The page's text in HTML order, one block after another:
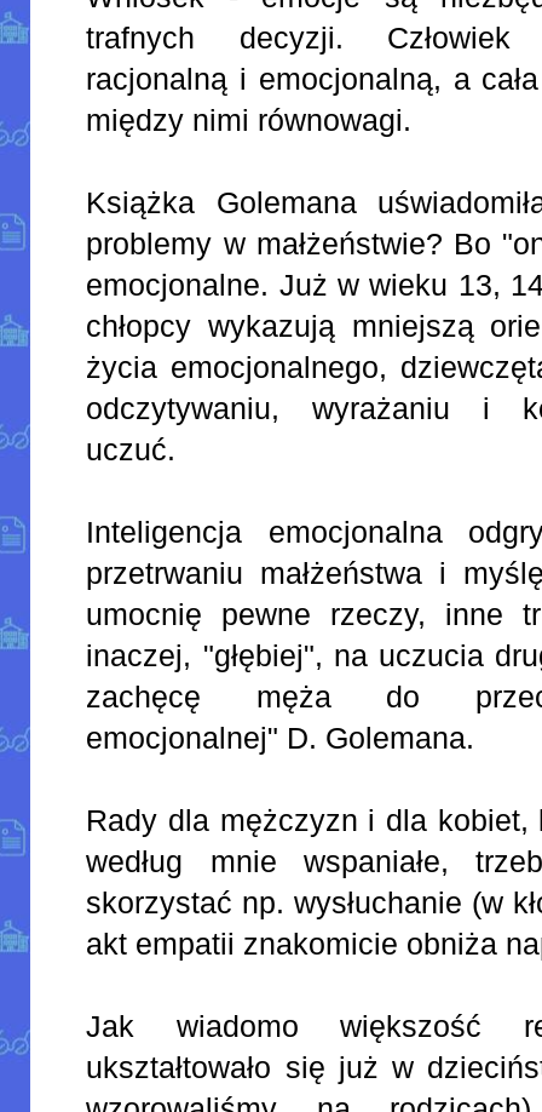
trafnych decyzji. Człowiek
racjonalną i emocjonalną, a
między nimi równowagi.
Książka Golemana
problemy w małżeństwie? Bo
emocjonalne. Już w wieku 13,
chłopcy wykazują mniejszą
życia emocjonalnego,
odczytywaniu, wyrażaniu i
uczuć.
Inteligencja emocjonalna
przetrwaniu małżeństwa i
umocnię pewne rzeczy, inne
inaczej, "głębiej", na uczucia
zachęcę męża do
emocjonalnej" D. Golemana.
Rady dla mężczyzn i dla kobiet,
według mnie wspaniałe,
skorzystać np. wysłuchanie (w
akt empatii znakomicie obniża
Jak wiadomo większość
ukształtowało się już w